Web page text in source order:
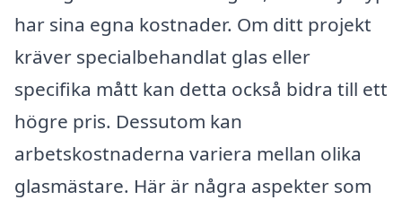
har sina egna kostnader. Om ditt projekt
kräver specialbehandlat glas eller
specifika mått kan detta också bidra till ett
högre pris. Dessutom kan
arbetskostnaderna variera mellan olika
glasmästare. Här är några aspekter som